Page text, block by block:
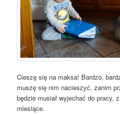
Cieszę się na maksa! Bardzo,
muszę się nim nacieszyć, zanim
będzie musiał wyjechać do pracy,
miesiące.